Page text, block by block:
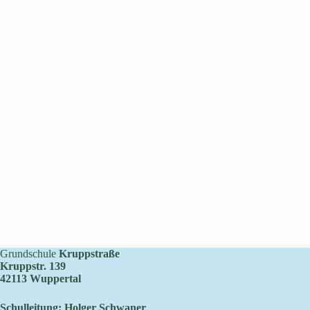
Grundschule Kruppstraße
Kruppstr. 139
42113 Wuppertal
Schulleitung: Holger Schwaner